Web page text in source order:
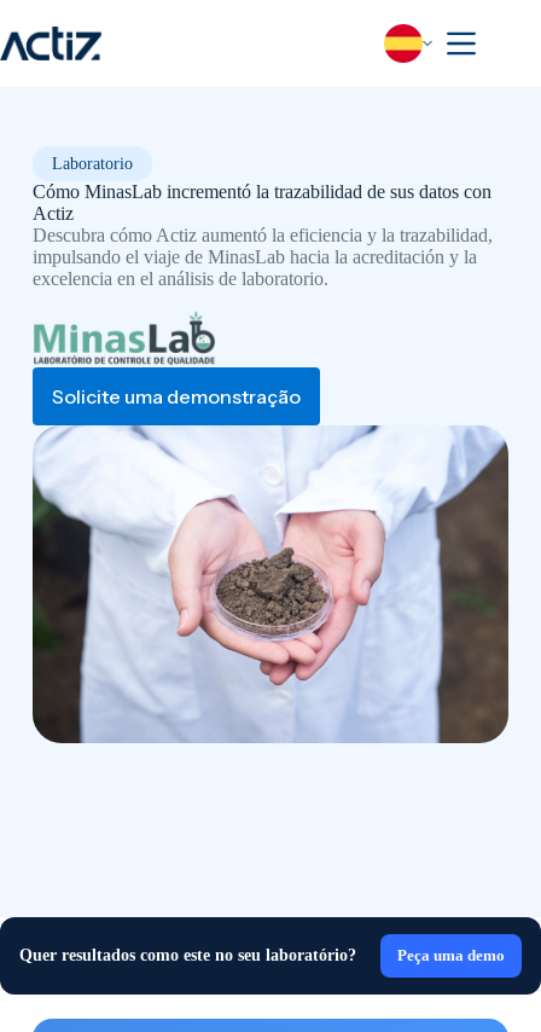
al
contenido
Laboratorio
Cómo MinasLab incrementó la trazabilidad de sus datos con
Actiz
Descubra cómo Actiz aumentó la eficiencia y la trazabilidad,
impulsando el viaje de MinasLab hacia la acreditación y la
excelencia en el análisis de laboratorio.
Solicite uma demonstração
Quer resultados como este no seu laboratório? Peça uma demo